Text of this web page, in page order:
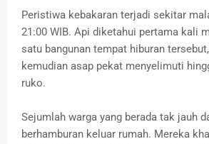
Peristiwa kebakaran terjadi sekitar
21:00 WIB. Api diketahui pertama kali
satu bangunan tempat hiburan
kemudian asap pekat menyelimuti
ruko.
Sejumlah warga yang berada tak jauh
berhamburan keluar rumah. Mereka